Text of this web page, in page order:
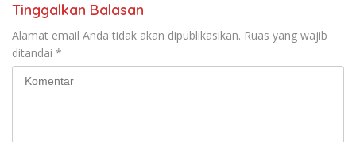
Tinggalkan Balasan
Alamat email Anda tidak akan dipublikasikan. Ruas yang wajib
ditandai *